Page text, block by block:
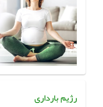
رژیم بارداری